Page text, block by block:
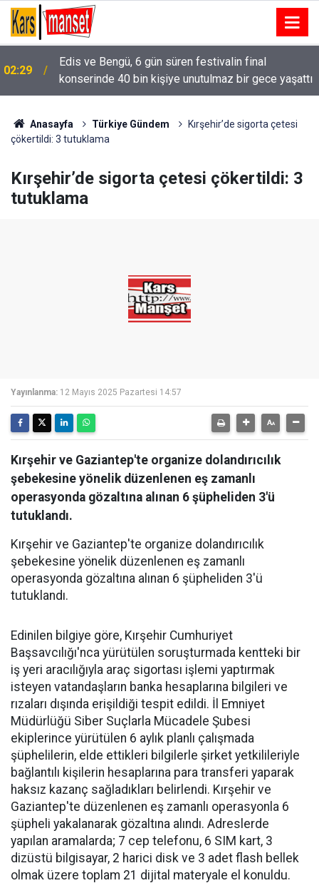
02:29
Edis ve Bengü, 6 gün süren festivalin final
02:15
Alkolmetreyi üflemeyi reddeden sürücüye 350 bin
TL ceza
Anasayfa Türkiye Gündem
Kırşehir’de sigorta çetesi
çökertildi: 3 tutuklama
Kırşehir’de sigorta çetesi çökertildi: 3
tutuklama
Yayınlanma: 12 Mayıs 2025 Pazartesi 14:57
Kırşehir ve Gaziantep'te organize dolandırıcılık
şebekesine yönelik düzenlenen eş zamanlı
operasyonda gözaltına alınan 6 şüpheliden 3'ü
tutuklandı.
Kırşehir ve Gaziantep'te organize dolandırıcılık
şebekesine yönelik düzenlenen eş zamanlı
operasyonda gözaltına alınan 6 şüpheliden 3'ü
tutuklandı.
Edinilen bilgiye göre, Kırşehir Cumhuriyet
Başsavcılığı'nca yürütülen soruşturmada kentteki bir
iş yeri aracılığıyla araç sigortası işlemi yaptırmak
isteyen vatandaşların banka hesaplarına bilgileri ve
rızaları dışında erişildiği tespit edildi. İl Emniyet
Müdürlüğü Siber Suçlarla Mücadele Şubesi
ekiplerince yürütülen 6 aylık planlı çalışmada
şüphelilerin, elde ettikleri bilgilerle şirket yetkilileriyle
bağlantılı kişilerin hesaplarına para transferi yaparak
haksız kazanç sağladıkları belirlendi. Kırşehir ve
Gaziantep'te düzenlenen eş zamanlı operasyonla 6
şüpheli yakalanarak gözaltına alındı. Adreslerde
yapılan aramalarda; 7 cep telefonu, 6 SIM kart, 3
dizüstü bilgisayar, 2 harici disk ve 3 adet flash bellek
olmak üzere toplam 21 dijital materyale el konuldu.